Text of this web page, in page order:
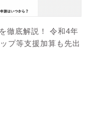
徹底解説！ 令和4年
プ等支援加算も先出